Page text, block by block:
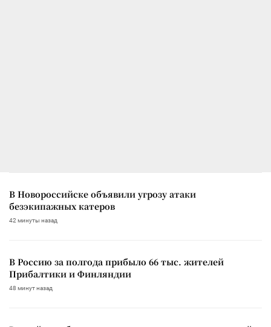
В Новороссийске объявили угрозу атаки
безэкипажных катеров
42 минуты назад
В Россию за полгода прибыло 66 тыс. жителей
Прибалтики и Финляндии
48 минут назад